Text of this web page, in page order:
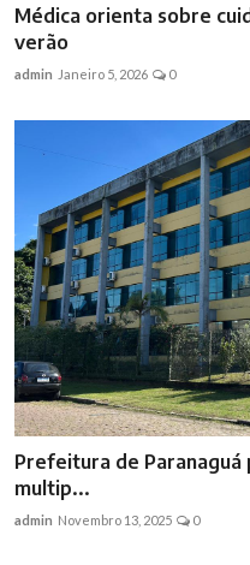
Médica orienta sobre
verão
admin Janeiro 5, 2026 0
Prefeitura de
multip...
admin Novembro 13, 2025 0